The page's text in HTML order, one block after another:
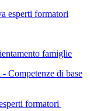
esperti formatori
famiglie
Competenze di base
formatori